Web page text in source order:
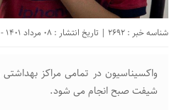
شناسه خبر : 2692 | تاریخ انتشار : 08 مرداد 1401 - 1:09 |
واکسیناسیون در تمامی مراکز
شیفت صبح انجام می شود.